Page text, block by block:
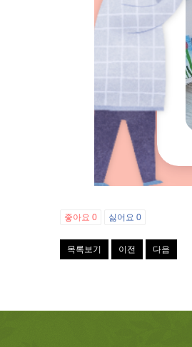
좋아요 0 싫어요 0
목록보기 이전 다음